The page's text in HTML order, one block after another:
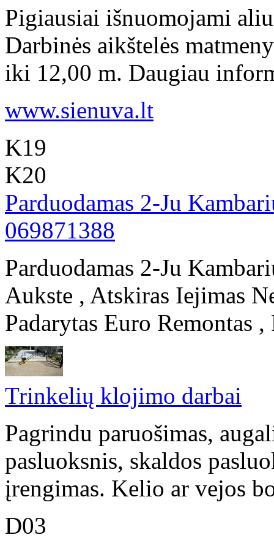
Pigiausiai išnuomojami
Darbinės aikštelės
iki 12,00 m. Daugiau
www.sienuva.lt
K19
K20
Parduodamas 2-Ju
069871388
Parduodamas 2-Ju
Aukste , Atskiras Iejimas
Padarytas Euro Remontas
Trinkelių klojimo darbai
Pagrindu paruošimas,
pasluoksnis, skaldos
įrengimas. Kelio ar vejos
D03